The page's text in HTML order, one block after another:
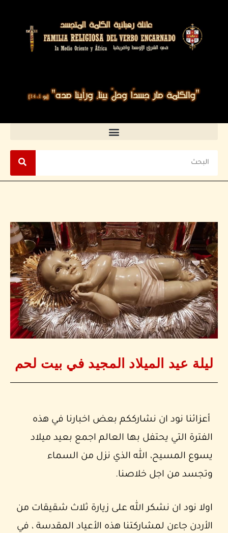
ليلة عيد الميلاد المجيد في بيت لحم
أعزائنا نود ان نشارككم بعض اخبارنا في هذه
الفترة التي يحتفل بها العالم اجمع بعيد ميلاد
يسوع المسيح، الله الذي نزل من السماء
وتجسد من اجل خلاصنا.
اولا نود ان نشكر الله على زيارة ثلاث شقيقات من
الأردن جاءن لمشاركتنا هذه الأعياد المقدسة ، في